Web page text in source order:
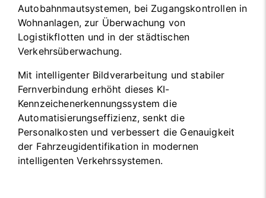
Autobahnmautsystemen, bei Zugangskontrollen in
Wohnanlagen, zur Überwachung von
Logistikflotten und in der städtischen
Verkehrsüberwachung.
Mit intelligenter Bildverarbeitung und stabiler
Fernverbindung erhöht dieses KI-
Kennzeichenerkennungssystem die
Automatisierungseffizienz, senkt die
Personalkosten und verbessert die Genauigkeit
der Fahrzeugidentifikation in modernen
intelligenten Verkehrssystemen.